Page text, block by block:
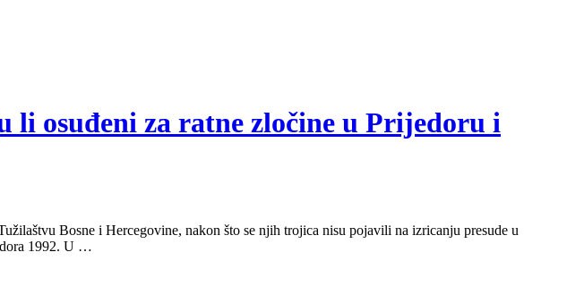
li osuđeni za ratne zločine u Prijedoru i
Bosne i Hercegovine, nakon što se njih trojica nisu pojavili na izricanju presude u
1992. U …